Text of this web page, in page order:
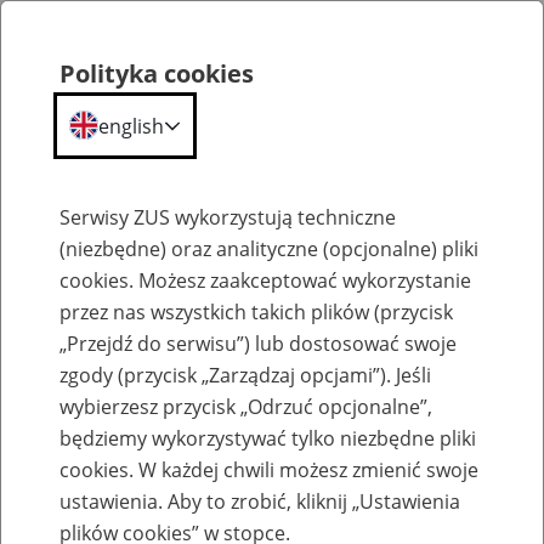
Komunikaty
Polityka cookies
english
Serwisy ZUS wykorzystują techniczne
(niezbędne) oraz analityczne (opcjonalne) pliki
cookies. Możesz zaakceptować wykorzystanie
przez nas wszystkich takich plików (przycisk
„Przejdź do serwisu”) lub dostosować swoje
zgody (przycisk „Zarządzaj opcjami”). Jeśli
wybierzesz przycisk „Odrzuć opcjonalne”,
będziemy wykorzystywać tylko niezbędne pliki
cookies. W każdej chwili możesz zmienić swoje
ustawienia. Aby to zrobić, kliknij „Ustawienia
plików cookies” w stopce.